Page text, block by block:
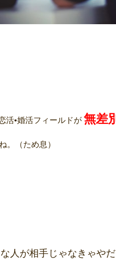
活•婚活フィールドが 無差
。（ため息）
人が相手じゃなきゃやだ